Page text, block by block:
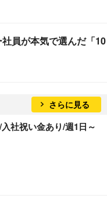
員が本気で選んだ「10
さらに見る
社祝い金あり/週1日～